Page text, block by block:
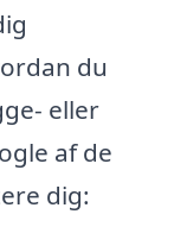
du
eller
af de
dig: